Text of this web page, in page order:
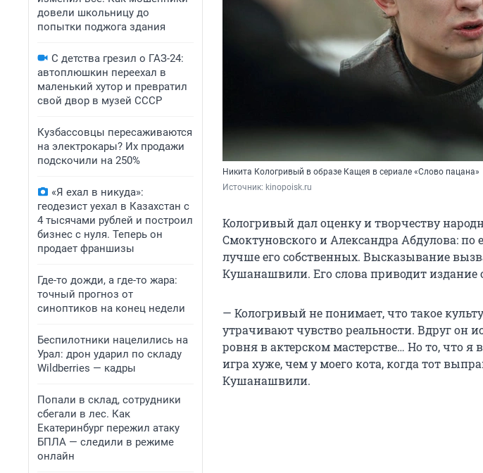
довели школьницу до
попытки поджога здания
С детства грезил о ГАЗ-24:
автоплюшкин переехал в
маленький хутор и превратил
свой двор в музей СССР
Кузбассовцы пересаживаются
на электрокары? Их продажи
подскочили на 250%
«Я ехал в никуда»:
геодезист уехал в Казахстан с
4 тысячами рублей и построил
бизнес с нуля. Теперь он
продает франшизы
Где-то дожди, а где-то жара:
точный прогноз от
синоптиков на конец недели
Беспилотники нацелились на
Урал: дрон ударил по складу
Wildberries — кадры
Попали в склад, сотрудники
сбегали в лес. Как
Екатеринбург пережил атаку
БПЛА — следили в режиме
онлайн
Никита Кологривый в образе Кащея в сериале «Слово пацана»
Источник: kinopoisk.ru
Кологривый дал оценку и творчеству
Смоктуновского и Александра Абдулова:
лучше его собственных. Высказывание
Кушанашвили. Его слова приводит издание
— Кологривый не понимает, что такое
утрачивают чувство реальности. Вдруг он
ровня в актерском мастерстве… Но то, что
игра хуже, чем у моего кота, когда тот
Кушанашвили.